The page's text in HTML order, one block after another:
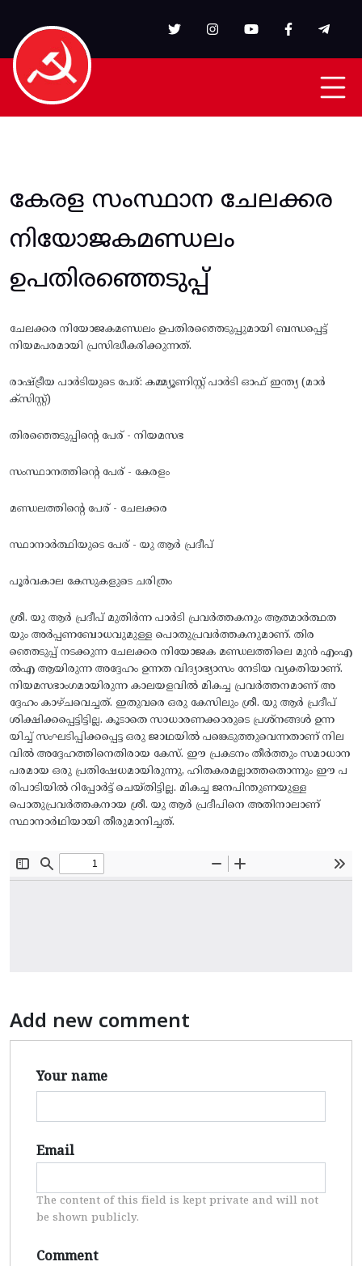
കേരള സംസ്ഥാന ചേലക്കര
നിയോജകമണ്ഡലം
ഉപതിരഞ്ഞെടുപ്പ്
ചേലക്കര നിയോജകമണ്ഡലം ഉപതിരഞ്ഞെടുപ്പുമായി ബന്ധപ്പെട്ട്
നിയമപരമായി പ്രസിദ്ധീകരിക്കുന്നത്.
രാഷ്ട്രീയ പാർടിയുടെ പേര്: കമ്മ്യൂണിസ്റ്റ് പാർടി ഓഫ് ഇന്ത്യ (മാർ
ക്സിസ്റ്റ്)
തിരഞ്ഞെടുപ്പിന്റെ പേര് - നിയമസഭ
സംസ്ഥാനത്തിന്റെ പേര് - കേരളം
മണ്ഡലത്തിന്റെ പേര് - ചേലക്കര
സ്ഥാനാർത്ഥിയുടെ പേര് - യു ആർ പ്രദീപ്
പൂർവകാല കേസുകളുടെ ചരിത്രം
ശ്രീ. യു ആർ പ്രദീപ് മുതിർന്ന പാർടി പ്രവർത്തകനും ആത്മാർത്ഥത
യും അർപ്പണബോധവുമുള്ള പൊതുപ്രവർത്തകനുമാണ്. തിര
ഞ്ഞെടുപ്പ് നടക്കുന്ന ചേലക്കര നിയോജക മണ്ഡലത്തിലെ മുൻ എംഎ
ൽഎ ആയിരുന്ന അദ്ദേഹം ഉന്നത വിദ്യാഭ്യാസം നേടിയ വ്യക്തിയാണ്.
നിയമസഭാംഗമായിരുന്ന കാലയളവിൽ മികച്ച പ്രവർത്തനമാണ് അ
ദ്ദേഹം കാഴ്ചവെച്ചത്. ഇതുവരെ ഒരു കേസിലും ശ്രീ. യു ആർ പ്രദീപ്
ശിക്ഷിക്കപ്പെട്ടിട്ടില്ല. കൂടാതെ സാധാരണക്കാരുടെ പ്രശ്‌നങ്ങൾ ഉന്ന
യിച്ച് സംഘടിപ്പിക്കപ്പെട്ട ഒരു ജാഥയിൽ പങ്കെടുത്തുവെന്നതാണ് നില
വിൽ അദ്ദേഹത്തിനെതിരായ കേസ്. ഈ പ്രകടനം തീർത്തും സമാധാന
പരമായ ഒരു പ്രതിഷേധമായിരുന്നു, ഹിതകരമല്ലാത്തതൊന്നും ഈ പ
രിപാടിയിൽ റിപ്പോർട്ട് ചെയ്തിട്ടില്ല. മികച്ച ജനപിന്തുണയുള്ള
പൊതുപ്രവർത്തകനായ ശ്രീ. യു ആർ പ്രദീപിനെ അതിനാലാണ്
സ്ഥാനാർഥിയായി തീരുമാനിച്ചത്.
Add new comment
Your name
Email
The content of this field is kept private and will not
be shown publicly.
Comment